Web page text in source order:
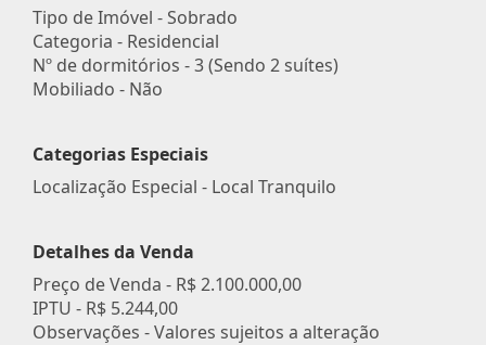
Tipo de Imóvel - Sobrado
Categoria - Residencial
Nº de dormitórios - 3 (Sendo 2 suítes)
Mobiliado - Não
Categorias Especiais
Localização Especial - Local Tranquilo
Detalhes da Venda
Preço de Venda - R$ 2.100.000,00
IPTU - R$ 5.244,00
Observações - Valores sujeitos a alteração